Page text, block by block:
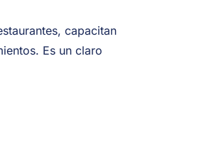
capacitan
Es un claro